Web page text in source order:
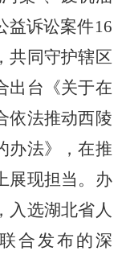
益诉讼案件16
共同守护辖区
出台《关于在
依法推动西陵
办法》，在推
展现担当。办
入选湖北省人
合发布的深